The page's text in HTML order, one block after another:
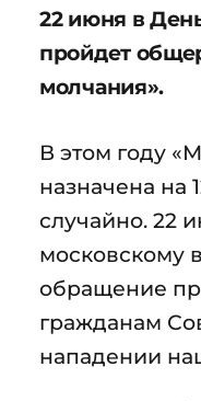
22 июня в
пройдет
молчания».
В этом году
назначена на
случайно. 22
московскому
обращение
гражданам
нападении